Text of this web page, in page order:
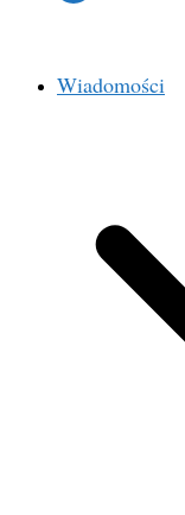
Wiadomości